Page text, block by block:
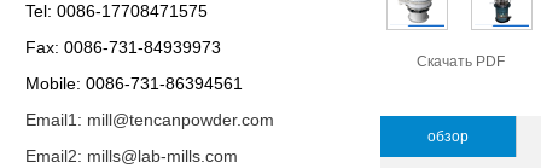
Tel: 0086-17708471575
Fax: 0086-731-84939973
Mobile: 0086-731-86394561
Email1: mill@tencanpowder.com
Email2: mills@lab-mills.com
Скачать PDF
обзор